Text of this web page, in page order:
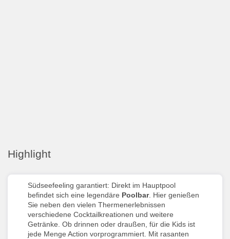
Highlight
Südseefeeling garantiert: Direkt im Hauptpool
befindet sich eine legendäre Poolbar. Hier genießen
Sie neben den vielen Thermenerlebnissen
verschiedene Cocktailkreationen und weitere
Getränke. Ob drinnen oder draußen, für die Kids ist
jede Menge Action vorprogrammiert. Mit rasanten